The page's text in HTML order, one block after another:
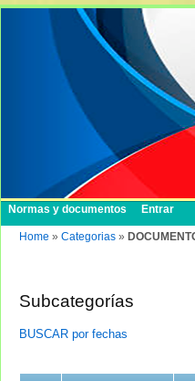
Normas y documentos Entrar
Home » Categorias »
Subcategorías
BUSCAR por fechas